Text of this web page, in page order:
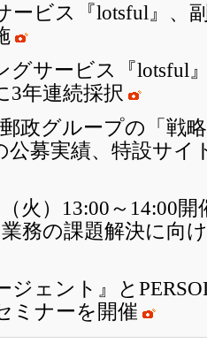
ービス『lotsful』、
グサービス『lotsful
3年連続採択
郵政グループの「戦
公募実績、特設サイ
（火）13:00～14:00
務の課題解決に向
ジェント』と
ミナーを開催